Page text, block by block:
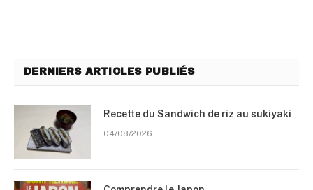
DERNIERS ARTICLES PUBLIÉS
Recette du Sandwich de riz au sukiyaki
04/08/2026